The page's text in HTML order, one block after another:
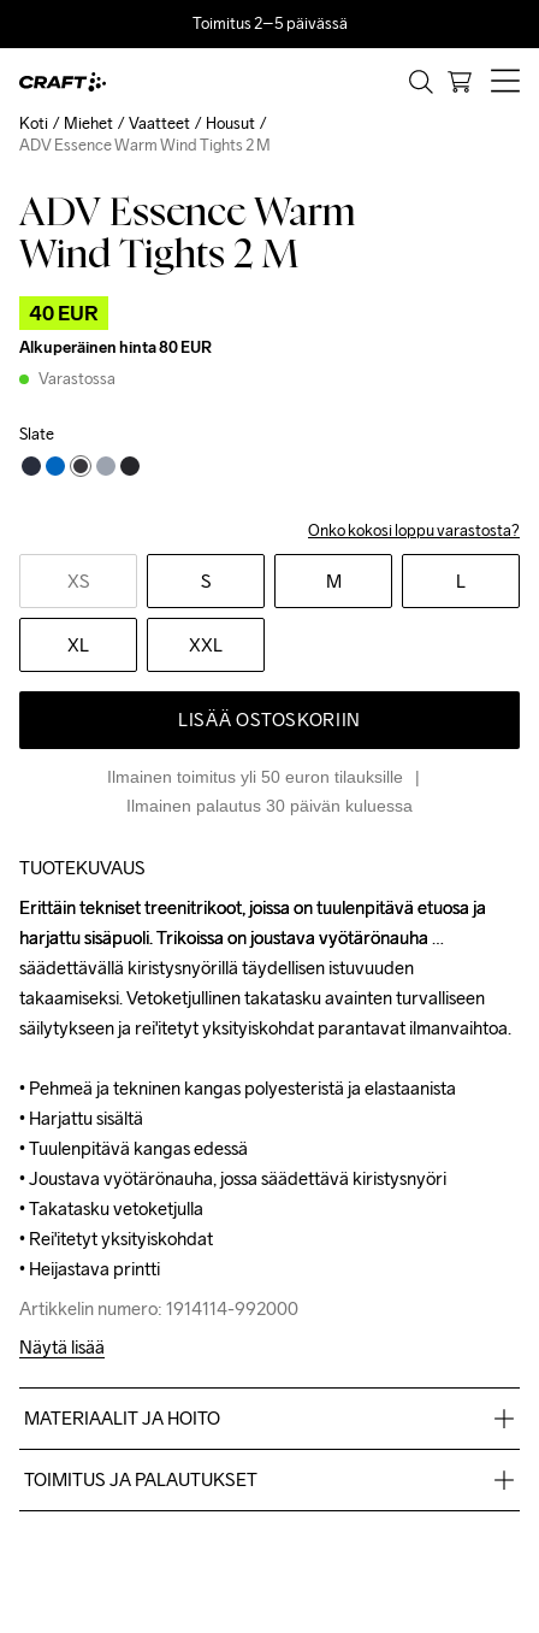
Toimitus 2–5 päivässä
ADV Essence Warm
Wind Tights 2 M
40 EUR
Alkuperäinen hinta80 EUR
Varastossa
Slate
Onko kokosi loppu varastosta?
XS S M L
XL XXL
LISÄÄ OSTOSKORIIN
Ilmainen toimitus yli 50 euron tilauksille
Ilmainen palautus 30 päivän kuluessa
Koti Miehet Vaatteet
Housut
ADV Essence Warm Wind Tights 2 M
Outlet
TUOTEKUVAUS
Erittäin tekniset treenitrikoot, joissa on tuulenpitävä etuosa ja
harjattu sisäpuoli. Trikoissa on joustava vyötärönauha
säädettävällä kiristysnyörillä täydellisen istuvuuden
takaamiseksi. Vetoketjullinen takatasku avainten turvalliseen
säilytykseen ja rei'itetyt yksityiskohdat parantavat ilmanvaihtoa.
• Pehmeä ja tekninen kangas polyesteristä ja elastaanista
• Harjattu sisältä
• Tuulenpitävä kangas edessä
• Joustava vyötärönauha, jossa säädettävä kiristysnyöri
• Takatasku vetoketjulla
• Rei'itetyt yksityiskohdat
• Heijastava printti
Artikkelin numero: 1914114-992000
Erittäin tekniset treenitrikoot, joissa on tuulenpitävä etuosa ja
harjattu sisäpuoli. Trikoissa on joustava vyötärönauha
säädettävällä kiristysnyörillä täydellisen istuvuuden
takaamiseksi. Vetoketjullinen takatasku avainten turvalliseen
säilytykseen ja rei'itetyt yksityiskohdat parantavat ilmanvaihtoa.
• Pehmeä ja tekninen kangas polyesteristä ja elastaanista
• Harjattu sisältä
• Tuulenpitävä kangas edessä
• Joustava vyötärönauha, jossa säädettävä kiristysnyöri
• Takatasku vetoketjulla
• Rei'itetyt yksityiskohdat
• Heijastava printti
Artikkelin numero: 1914114-992000
Näytä lisää
MATERIAALIT JA HOITO
12% Elastane
TOIMITUS JA PALAUTUKSET